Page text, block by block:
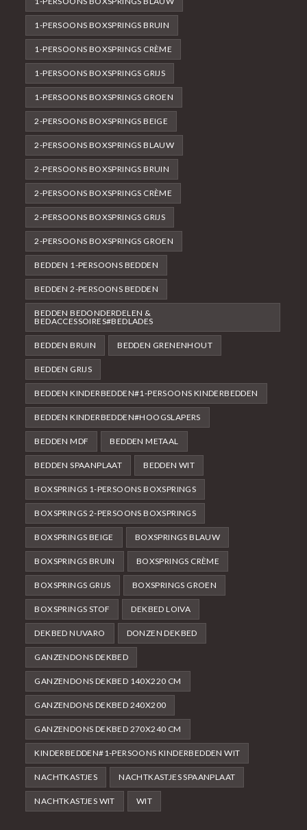
1-PERSOONS BOXSPRINGS BRUIN
1-PERSOONS BOXSPRINGS CRÈME
1-PERSOONS BOXSPRINGS GRIJS
1-PERSOONS BOXSPRINGS GROEN
2-PERSOONS BOXSPRINGS BEIGE
2-PERSOONS BOXSPRINGS BLAUW
2-PERSOONS BOXSPRINGS BRUIN
2-PERSOONS BOXSPRINGS CRÈME
2-PERSOONS BOXSPRINGS GRIJS
2-PERSOONS BOXSPRINGS GROEN
BEDDEN 1-PERSOONS BEDDEN
BEDDEN 2-PERSOONS BEDDEN
BEDDEN BEDONDERDELEN &
BEDACCESSOIRES#BEDLADES
BEDDEN BRUIN BEDDEN GRENENHOUT
BEDDEN GRIJS
BEDDEN KINDERBEDDEN#1-PERSOONS KINDERBEDDEN
BEDDEN KINDERBEDDEN#HOOGSLAPERS
BEDDEN MDF BEDDEN METAAL
BEDDEN SPAANPLAAT BEDDEN WIT
BOXSPRINGS 1-PERSOONS BOXSPRINGS
BOXSPRINGS 2-PERSOONS BOXSPRINGS
BOXSPRINGS BEIGE BOXSPRINGS BLAUW
BOXSPRINGS BRUIN BOXSPRINGS CRÈME
BOXSPRINGS GRIJS BOXSPRINGS GROEN
BOXSPRINGS STOF DEKBED LOIVA
DEKBED NUVARO DONZEN DEKBED
GANZENDONS DEKBED
GANZENDONS DEKBED 140X220 CM
GANZENDONS DEKBED 240X200
GANZENDONS DEKBED 270X240 CM
KINDERBEDDEN#1-PERSOONS KINDERBEDDEN WIT
NACHTKASTJES NACHTKASTJES SPAANPLAAT
NACHTKASTJES WIT WIT